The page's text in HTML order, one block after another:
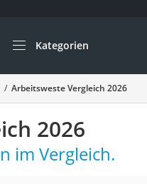
Kategorien
Die beliebtesten Vergleiche
feuerfest
Akku-Rasenmäher
Smartes Türschloss
Arbeitsweste Vergleich 2026
2026
im Vergleich.